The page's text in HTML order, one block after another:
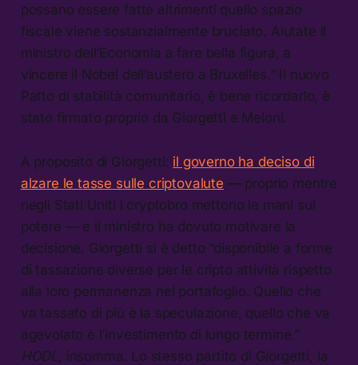
possano essere fatte altrimenti quello spazio
fiscale viene sostanzialmente bruciato. Aiutate il
ministro dell’Economia a fare bella figura, a
vincere il Nobel dell’austero a Bruxelles.” Il nuovo
Patto di stabilità comunitario, è bene ricordarlo, è
stato firmato proprio da Giorgetti e Meloni.
A proposito di Giorgetti: il governo ha deciso di
alzare le tasse sulle criptovalute — proprio mentre
negli Stati Uniti i cryptobro mettono le mani sul
potere — e il ministro ha dovuto motivare la
decisione. Giorgetti si è detto “disponibile a forme
di tassazione diverse per le cripto attività rispetto
alla loro permanenza nel portafoglio. Quello che
va tassato di più è la speculazione, quello che va
agevolato è l’investimento di lungo termine.”
HODL, insomma. Lo stesso partito di Giorgetti, la